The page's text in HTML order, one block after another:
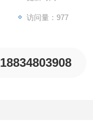
访问量：977
18834803908